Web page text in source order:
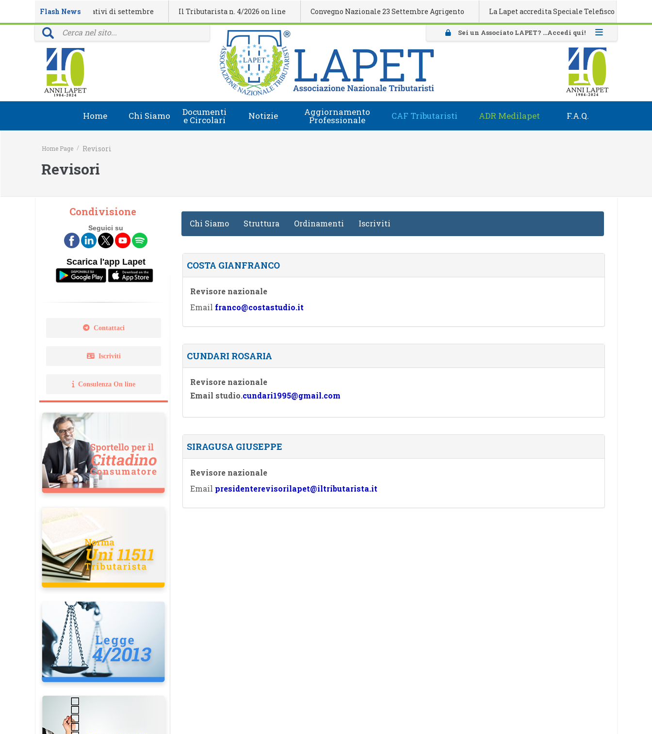
Home Chi Siamo
Contatti
Legge 14 gennaio 2013 N. 4
Norma Uni 11511
Documenti
e Circolari Notizie
Video
Aggiornamento
Professionale
Calendario Nazionale
CAF Tributaristi ADR Medilapet F.A.Q.
Revisori
Home Page / Revisori
Sei un Associato LAPET? ...Accedi qui!
Flash News
eventi formativi di settembre Il Tributarista n. 4/2026 on line Convegno Nazionale 23 Settembre Agrigento La Lapet accredita Speciale Telefisco 2026
40 anni della rivista Il Tributarista
Condivisione
Seguici su
Scarica l'app Lapet
Contattaci
Iscriviti
Consulenza On line
Chi Siamo Struttura Ordinamenti Iscriviti
COSTA GIANFRANCO
Revisore nazionale
Email franco@costastudio.it
CUNDARI ROSARIA
Revisore nazionale
Email studio.cundari1995@gmail.com
SIRAGUSA GIUSEPPE
Revisore nazionale
Email presidenterevisorilapet@iltributarista.it